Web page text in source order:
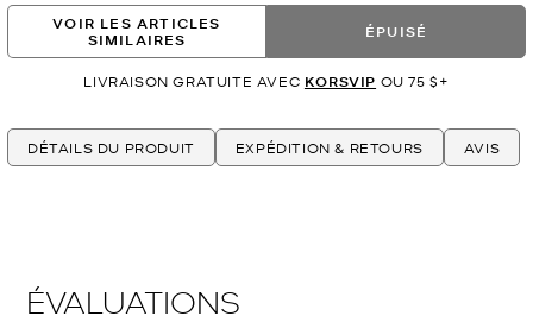
VOIR LES ARTICLES
SIMILAIRES
ÉPUISÉ
LIVRAISON GRATUITE AVEC KORSVIP OU 75 $+
DÉTAILS DU PRODUIT EXPÉDITION & RETOURS AVIS